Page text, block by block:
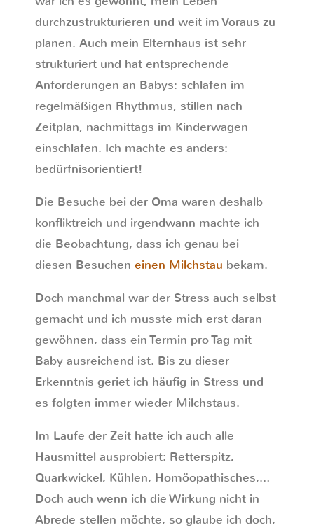
durchzustrukturieren und weit im Voraus zu
planen. Auch mein Elternhaus ist sehr
strukturiert und hat entsprechende
Anforderungen an Babys: schlafen im
regelmäßigen Rhythmus, stillen nach
Zeitplan, nachmittags im Kinderwagen
einschlafen. Ich machte es anders:
bedürfnisorientiert!
Die Besuche bei der Oma waren deshalb
konfliktreich und irgendwann machte ich
die Beobachtung, dass ich genau bei
diesen Besuchen einen Milchstau bekam.
Doch manchmal war der Stress auch selbst
gemacht und ich musste mich erst daran
gewöhnen, dass ein Termin pro Tag mit
Baby ausreichend ist. Bis zu dieser
Erkenntnis geriet ich häufig in Stress und
es folgten immer wieder Milchstaus.
Im Laufe der Zeit hatte ich auch alle
Hausmittel ausprobiert: Retterspitz,
Quarkwickel, Kühlen, Homöopathisches,…
Doch auch wenn ich die Wirkung nicht in
Abrede stellen möchte, so glaube ich doch,